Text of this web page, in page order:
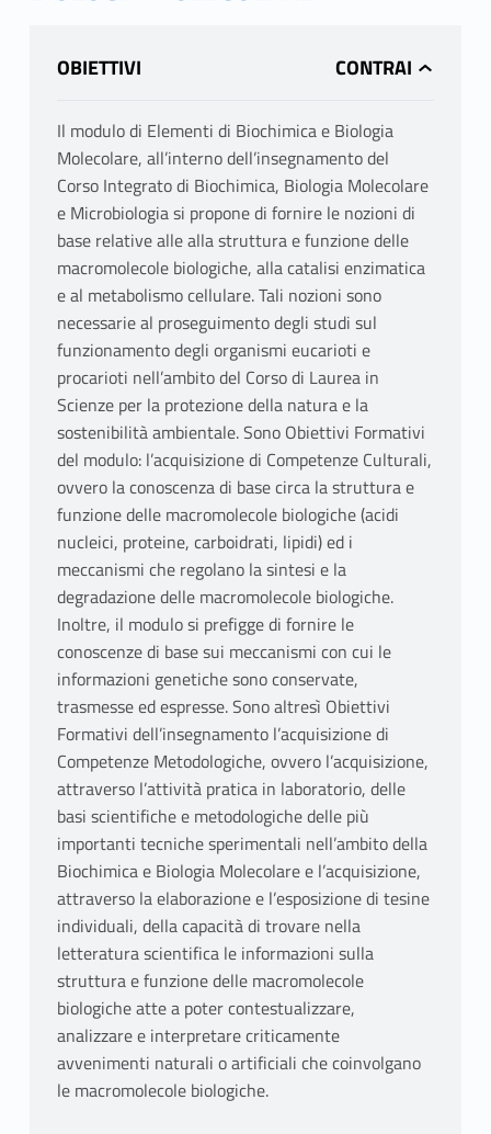
OBIETTIVI
Il modulo di Elementi di Biochimica e Biologia
Molecolare, all’interno dell’insegnamento del
Corso Integrato di Biochimica, Biologia Molecolare
e Microbiologia si propone di fornire le nozioni di
base relative alle alla struttura e funzione delle
macromolecole biologiche, alla catalisi enzimatica
e al metabolismo cellulare. Tali nozioni sono
necessarie al proseguimento degli studi sul
funzionamento degli organismi eucarioti e
procarioti nell’ambito del Corso di Laurea in
Scienze per la protezione della natura e la
sostenibilità ambientale. Sono Obiettivi Formativi
del modulo: l’acquisizione di Competenze Culturali,
ovvero la conoscenza di base circa la struttura e
funzione delle macromolecole biologiche (acidi
nucleici, proteine, carboidrati, lipidi) ed i
meccanismi che regolano la sintesi e la
degradazione delle macromolecole biologiche.
Inoltre, il modulo si prefigge di fornire le
conoscenze di base sui meccanismi con cui le
informazioni genetiche sono conservate,
trasmesse ed espresse. Sono altresì Obiettivi
Formativi dell’insegnamento l’acquisizione di
Competenze Metodologiche, ovvero l’acquisizione,
attraverso l’attività pratica in laboratorio, delle
basi scientifiche e metodologiche delle più
importanti tecniche sperimentali nell’ambito della
Biochimica e Biologia Molecolare e l’acquisizione,
attraverso la elaborazione e l’esposizione di tesine
individuali, della capacità di trovare nella
letteratura scientifica le informazioni sulla
struttura e funzione delle macromolecole
biologiche atte a poter contestualizzare,
analizzare e interpretare criticamente
avvenimenti naturali o artificiali che coinvolgano
le macromolecole biologiche.